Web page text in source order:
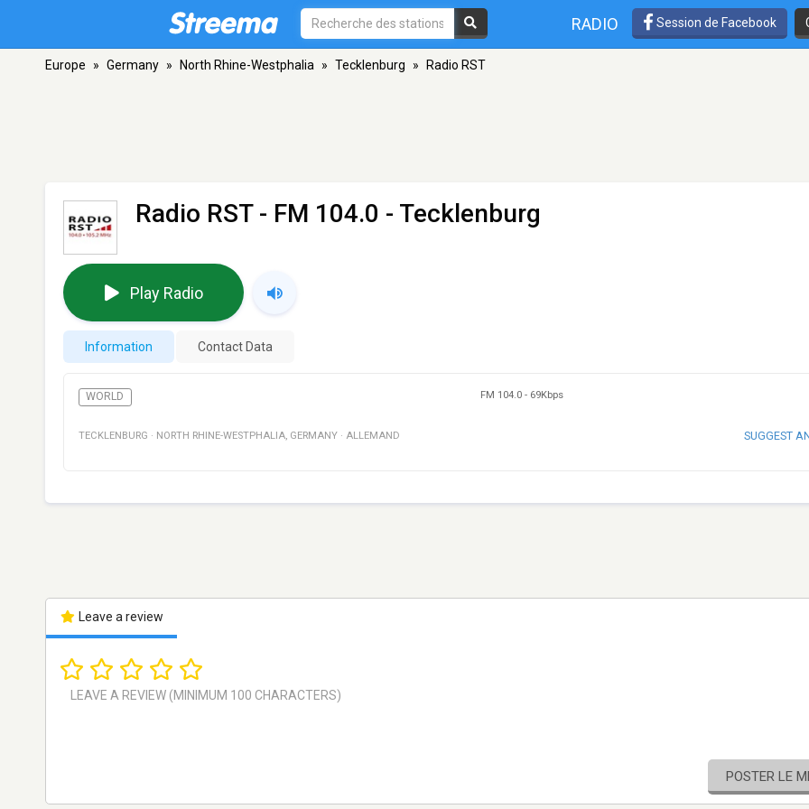
RADIO Session de Facebook
Europe » Germany » North Rhine-Westphalia » Tecklenburg » Radio RST
Radio RST- FM 104.0 - Tecklenburg
Play Radio
Information Contact Data
WORLD FM 104.0 - 69Kbps
TECKLENBURG · NORTH RHINE-WESTPHALIA, GERMANY · ALLEMAND SUGGEST
Leave a review
POSTER LE